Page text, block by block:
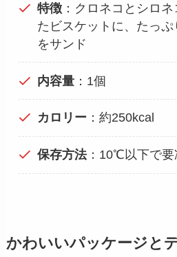
特徴：クロネコとシロ
たビスケットに、たっ
をサンド
内容量：1個
カロリー ：約250kcal
保存方法：10℃以下で要
かわいいパッケージと